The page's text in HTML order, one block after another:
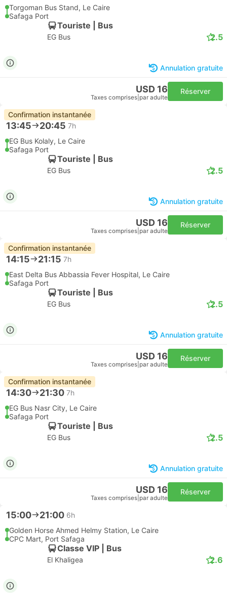
Torgoman Bus Stand, Le Caire
Safaga Port
Touriste | Bus
EG Bus 2.5
Annulation gratuite
USD 16
Taxes comprises par adulte
Réserver
Confirmation instantanée
13:45 20:45 7h
EG Bus Kolaly, Le Caire
Safaga Port
Touriste | Bus
EG Bus 2.5
Annulation gratuite
USD 16
Taxes comprises par adulte
Réserver
Confirmation instantanée
14:15 21:15 7h
East Delta Bus Abbassia Fever Hospital, Le Caire
Safaga Port
Touriste | Bus
EG Bus 2.5
Annulation gratuite
USD 16
Taxes comprises par adulte
Réserver
Confirmation instantanée
14:30 21:30 7h
EG Bus Nasr City, Le Caire
Safaga Port
Touriste | Bus
EG Bus 2.5
Annulation gratuite
USD 16
Taxes comprises par adulte
Réserver
15:00 21:00 6h
Golden Horse Ahmed Helmy Station, Le Caire
CPC Mart, Port Safaga
Classe VIP | Bus
El Khaligea 2.6